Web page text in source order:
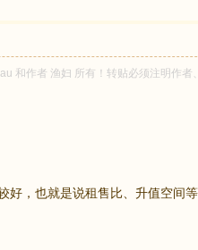
和作者 渔妇 所有！转贴必须注明作者
，也就是说租售比、升值空间等